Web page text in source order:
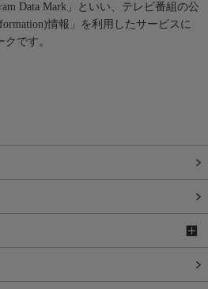
Data Mark」といい、テレビ番組の公
情報」を利用したサービスに
です。